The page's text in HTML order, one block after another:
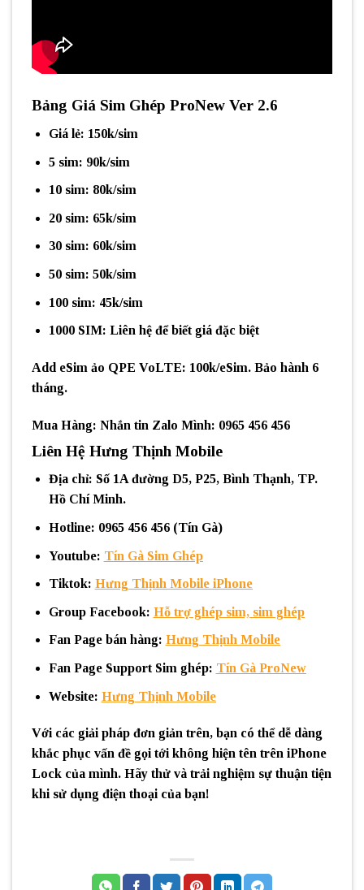
Bảng Giá Sim Ghép ProNew Ver 2.6
Giá lẻ: 150k/sim
5 sim: 90k/sim
10 sim: 80k/sim
20 sim: 65k/sim
30 sim: 60k/sim
50 sim: 50k/sim
100 sim: 45k/sim
1000 SIM: Liên hệ để biết giá đặc biệt
Add eSim ảo QPE VoLTE: 100k/eSim. Bảo hành 6
tháng.
Mua Hàng: Nhắn tin Zalo Mình: 0965 456 456
Liên Hệ Hưng Thịnh Mobile
Địa chỉ: Số 1A đường D5, P25, Bình Thạnh, TP.
Hồ Chí Minh.
Hotline: 0965 456 456 (Tín Gà)
Youtube: Tín Gà Sim Ghép
Tiktok: Hưng Thịnh Mobile iPhone
Group Facebook: Hỗ trợ ghép sim, sim ghép
Fan Page bán hàng: Hưng Thịnh Mobile
Fan Page Support Sim ghép: Tín Gà ProNew
Website: Hưng Thịnh Mobile
Với các giải pháp đơn giản trên, bạn có thể dễ dàng
khắc phục vấn đề gọi tới không hiện tên trên iPhone
Lock của mình. Hãy thử và trải nghiệm sự thuận tiện
khi sử dụng điện thoại của bạn!